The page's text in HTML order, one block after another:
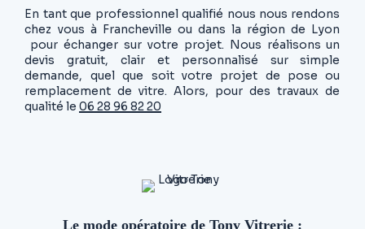
En tant que professionnel qualifié nous nous rendons
chez vous à Francheville ou dans la région de Lyon
pour échanger sur votre projet. Nous réalisons un
devis gratuit, clair et personnalisé sur simple
demande, quel que soit votre projet de pose ou
remplacement de vitre. Alors, pour des travaux de
qualité le06 28 96 82 20
Le mode opératoire de Tony Vitrerie :